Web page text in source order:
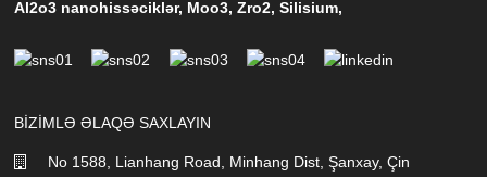
Al2o3 nanohissəciklər, Moo3,Zro2,Silisium,
BIZIMLƏ ƏLAQƏ SAXLAYIN
No 1588, Lianhang Road, Minhang Dist, Şanxay, Çin